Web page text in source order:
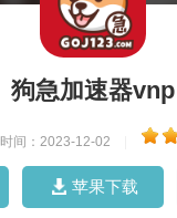
狗急加速器vnp
时间：2023-12-02
苹果下载